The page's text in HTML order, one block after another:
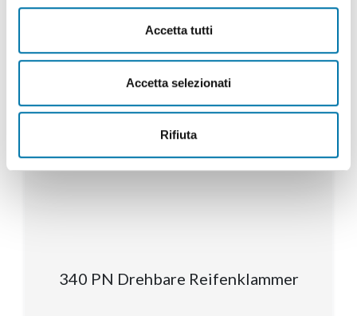
Accetta tutti
Accetta selezionati
Rifiuta
340 PN Drehbare Reifenklammer